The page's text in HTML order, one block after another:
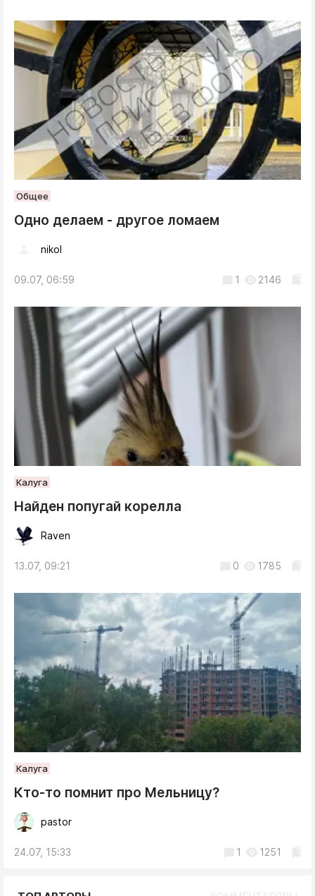
Общее
Одно делаем - другое ломаем
nikol
09.07, 06:59 1 2146
Калуга
Найден попугай корелла
Raven
13.07, 09:21 0 1785
Калуга
Кто-то помнит про Мельницу?
pastor
24.07, 15:33 1 1251